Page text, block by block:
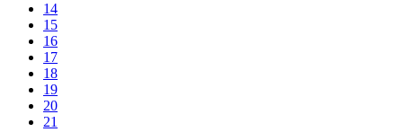
14
15
16
17
18
19
20
21